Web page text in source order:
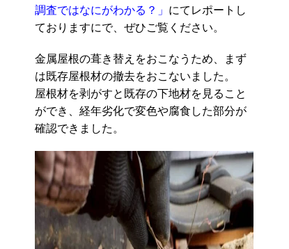
調査ではなにがわかる？」 にてレポートし
ておりますにで、ぜひご覧ください。
金属屋根の葺き替えをおこなうため、まず
は既存屋根材の撤去をおこないました。
屋根材を剥がすと既存の下地材を見ること
ができ、経年劣化で変色や腐食した部分が
確認できました。